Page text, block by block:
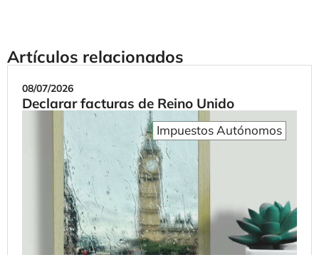
Artículos relacionados
08/07/2026
Declarar facturas de Reino Unido
Impuestos Autónomos